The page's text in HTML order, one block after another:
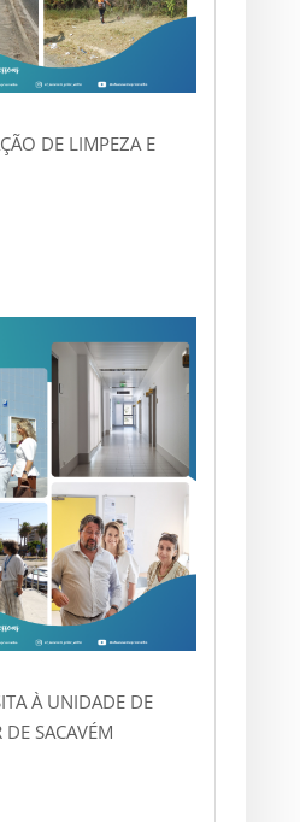
DE LIMPEZA E
À UNIDADE DE
SACAVÉM